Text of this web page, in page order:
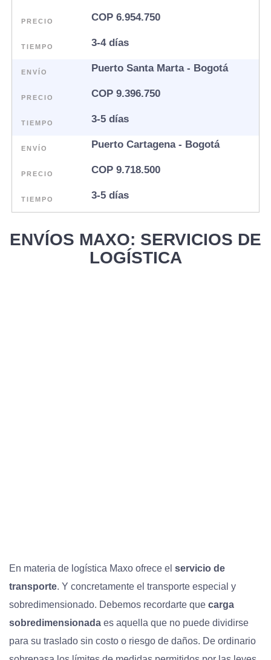
PRECIO COP 6.954.750
TIEMPO 3-4 días
ENVÍO Puerto Santa Marta - Bogotá
PRECIO COP 9.396.750
TIEMPO 3-5 días
ENVÍO Puerto Cartagena - Bogotá
PRECIO COP 9.718.500
TIEMPO 3-5 días
ENVÍOS MAXO: SERVICIOS DE
LOGÍSTICA
En materia de logística Maxo ofrece el servicio de
transporte. Y concretamente el transporte especial y
sobredimensionado. Debemos recordarte que carga
sobredimensionada es aquella que no puede dividirse
para su traslado sin costo o riesgo de daños. De ordinario